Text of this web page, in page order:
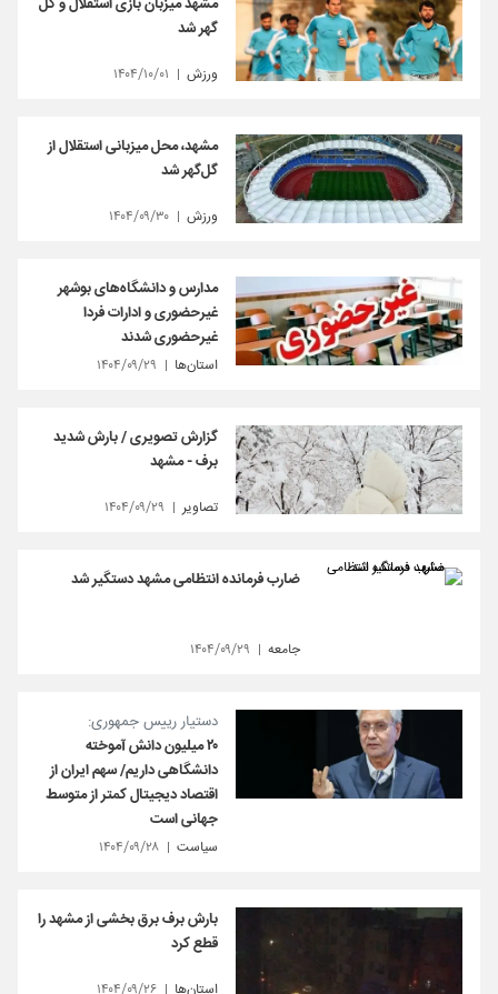
گهر شد
ورزش ۱۴۰۴/۱۰/۰۱
مشهد، محل میزبانی استقلال از
گل‌گهر شد
ورزش ۱۴۰۴/۰۹/۳۰
مدارس و دانشگاه‌های بوشهر
غیرحضوری و ادارات فردا
غیرحضوری شدند
استان‌ها ۱۴۰۴/۰۹/۲۹
گزارش تصویری / بارش شدید
برف - مشهد
تصاویر ۱۴۰۴/۰۹/۲۹
ضارب فرمانده انتظامی مشهد دستگیر شد
جامعه ۱۴۰۴/۰۹/۲۹
دستیار رییس جمهوری:
۲۰ میلیون دانش آموخته
دانشگاهی داریم/ سهم ایران از
اقتصاد دیجیتال کمتر از متوسط
جهانی است
سیاست ۱۴۰۴/۰۹/۲۸
بارش برف برق بخشی از مشهد را
قطع کرد